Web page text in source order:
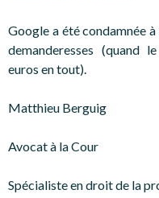
Google a été condamnée
demanderesses (quand
euros en tout).
Matthieu Berguig
Avocat à la Cour
Spécialiste en droit de la